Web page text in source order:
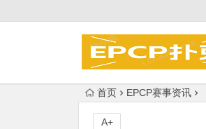
首页 EPCP赛事资讯
A+